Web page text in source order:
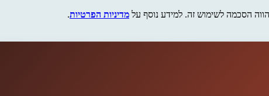
מדיניות הפרטיות.